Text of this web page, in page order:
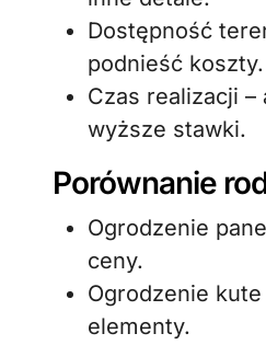
Dostępność
podnieść koszty.
Czas realizacji
wyższe stawki.
Porównanie
Ogrodzenie
ceny.
Ogrodzenie
elementy.